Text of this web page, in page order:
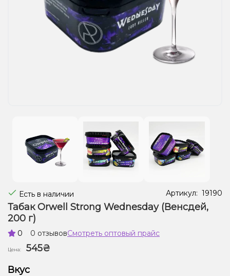
Жидкости для электронных сигарет
Подарочные наборы
Есть в наличии Артикул: 19190
Табак Orwell Strong Wednesday (Венсдей,
200 г)
0 0 отзывовСмотреть оптовый прайс
Цена:
545₴
Вкус